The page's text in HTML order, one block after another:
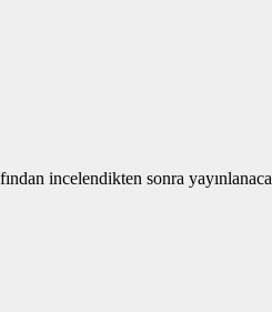
incelendikten sonra